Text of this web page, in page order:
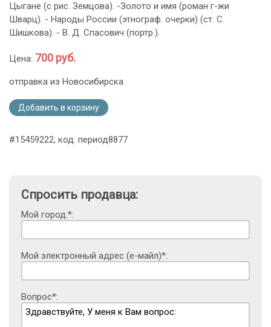
Цыгане (с рис. Земцова). -Золото и имя (роман г-жи
Шварц). - Народы России (этнограф. очерки) (ст. С.
Шишкова). - В. Д. Спасович (портр.).
Цена: 700 руб.
отправка из Новосибирска
Добавить в корзину
#15459222, код: период8877
Спросить продавца:
Мой город:*:
Мой электронный адрес (е-майл)*:
Вопрос*: